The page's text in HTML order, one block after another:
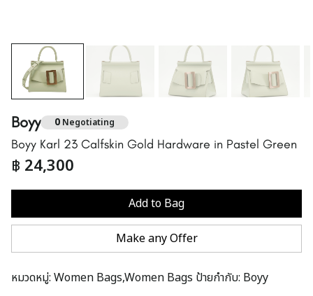
Boyy 0 Negotiating
Boyy Karl 23 Calfskin Gold Hardware in Pastel Green
฿ 24,300
Add to Bag
Make any Offer
หมวดหมู่: Women Bags,Women Bags ป้ายกำกับ: Boyy